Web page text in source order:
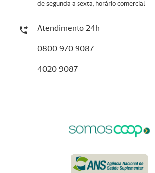
de segunda a sexta, horário comercial
Atendimento 24h
0800 970 9087
4020 9087